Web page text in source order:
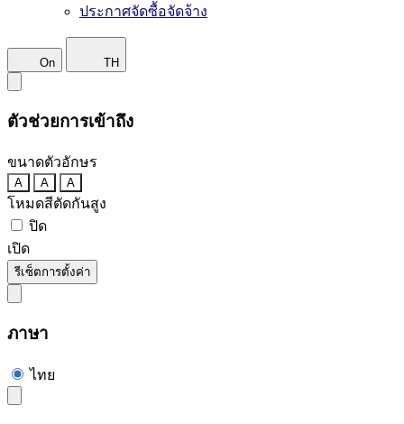
ประกาศจัดซื้อจัดจ้าง
On TH
ตัวช่วยการเข้าถึง
ขนาดตัวอักษร
A A A
โหมดสีตัดกันสูง
ปิด
เปิด
รีเซ็ตการตั้งค่า
ภาษา
ไทย